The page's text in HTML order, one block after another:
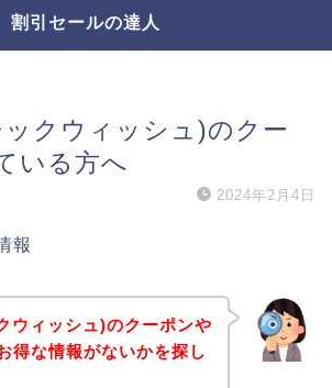
割引セールの達人
クウィッシュ)のクー
いる方へ
2024年2月4日
報
ィッシュ)のクーポンや
得な情報がないかを探し